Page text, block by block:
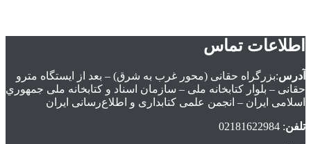
اطلاعات تماس
آدرس:بزرگراه حقانی (محور غرب به شرق) – بعد از ايستگاه مترو
حقانی – بلوار كتابخانه ملی – سازمان اسناد و كتابخانه ملی جمهوري
اسلامی ايران – انجمن علمی کتابداری و اطلاع‌رسانی ایران
تلفن: 02181622984